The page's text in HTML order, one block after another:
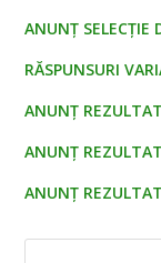
ANUNŢ SELECŢIE
RĂSPUNSURI
ANUNŢ
ANUNŢ
ANUNŢ